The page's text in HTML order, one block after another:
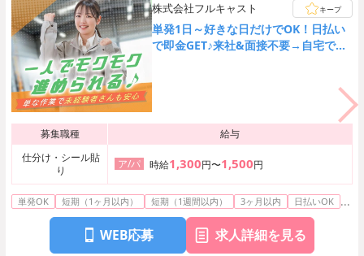
株式会社フルキャスト キープ
単発1日～好きな日だけでOK！日払い
で即金GET♪来社&面接不要→自宅でカ
募集職種
給与
仕分け・シール貼
り
ア/パ 時給1,300円〜1,500円
単発OK 短期（1ヶ月以内） 短期（1週間以内） 3ヶ月以内 日払いOK ...
WEB応募 求人詳細を見る